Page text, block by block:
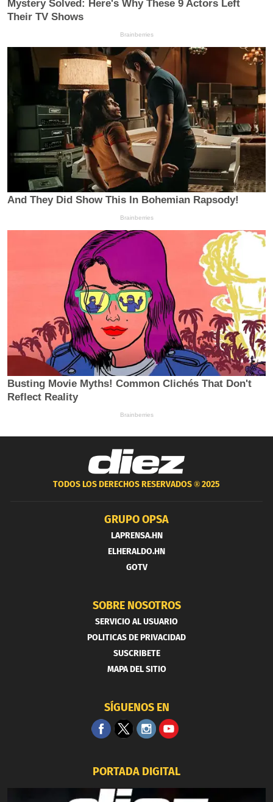
TODOS LOS DERECHOS RESERVADOS ®2025
GRUPO OPSA
LAPRENSA.HN
ELHERALDO.HN
GOTV
SOBRE NOSOTROS
SERVICIO AL USUARIO
POLITICAS DE PRIVACIDAD
SUSCRIBETE
MAPA DEL SITIO
SÍGUENOS EN
PORTADA DIGITAL